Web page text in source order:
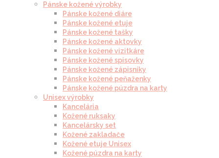
Pánske kožené výrobky
Pánske kožené diáre
Pánske kožené etuje
Pánske kožené tašky
Pánske kožené aktovky
Pánske kožené vizitkáre
Pánske kožené spisovky
Pánske kožené zápisníky
Pánske kožené peňaženky
Pánske kožené púzdra na karty
Unisex výrobky
Kancelária
Kožené ruksaky
Kancelársky set
Kožené zakladače
Kožené etuje Unisex
Kožené púzdra na karty